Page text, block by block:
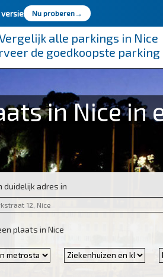
Nu proberen→
alle parkings in Nice
de goedkoopste parking
in Nice in
duidelijk adres in
plaats in Nice